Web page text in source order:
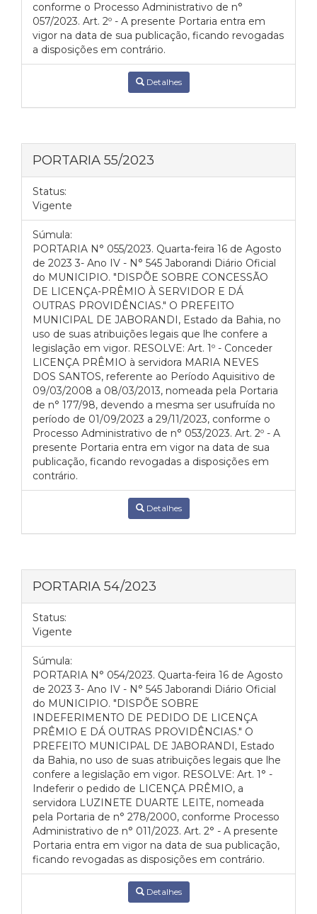
conforme o Processo Administrativo de n°
057/2023. Art. 2º - A presente Portaria entra em
vigor na data de sua publicação, ficando revogadas
a disposições em contrário.
Detalhes
PORTARIA 55/2023
Status:
Vigente
Súmula:
PORTARIA N° 055/2023. Quarta-feira 16 de Agosto
de 2023 3- Ano IV - N° 545 Jaborandi Diário Oficial
do MUNICIPIO. "DISPÕE SOBRE CONCESSÃO
DE LICENÇA-PRÊMIO À SERVIDOR E DÁ
OUTRAS PROVIDÊNCIAS." O PREFEITO
MUNICIPAL DE JABORANDI, Estado da Bahia, no
uso de suas atribuições legais que lhe confere a
legislação em vigor. RESOLVE: Art. 1º - Conceder
LICENÇA PRÊMIO à servidora MARIA NEVES
DOS SANTOS, referente ao Período Aquisitivo de
09/03/2008 a 08/03/2013, nomeada pela Portaria
de n° 177/98, devendo a mesma ser usufruída no
período de 01/09/2023 a 29/11/2023, conforme o
Processo Administrativo de n° 053/2023. Art. 2º - A
presente Portaria entra em vigor na data de sua
publicação, ficando revogadas a disposições em
contrário.
Detalhes
PORTARIA 54/2023
Status:
Vigente
Súmula:
PORTARIA N° 054/2023. Quarta-feira 16 de Agosto
de 2023 3- Ano IV - N° 545 Jaborandi Diário Oficial
do MUNICIPIO. "DISPÕE SOBRE
INDEFERIMENTO DE PEDIDO DE LICENÇA
PRÊMIO E DÁ OUTRAS PROVIDÊNCIAS." O
PREFEITO MUNICIPAL DE JABORANDI, Estado
da Bahia, no uso de suas atribuições legais que lhe
confere a legislação em vigor. RESOLVE: Art. 1° -
Indeferir o pedido de LICENÇA PRÊMIO, a
servidora LUZINETE DUARTE LEITE, nomeada
pela Portaria de n° 278/2000, conforme Processo
Administrativo de n° 011/2023. Art. 2° - A presente
Portaria entra em vigor na data de sua publicação,
ficando revogadas as disposições em contrário.
Detalhes